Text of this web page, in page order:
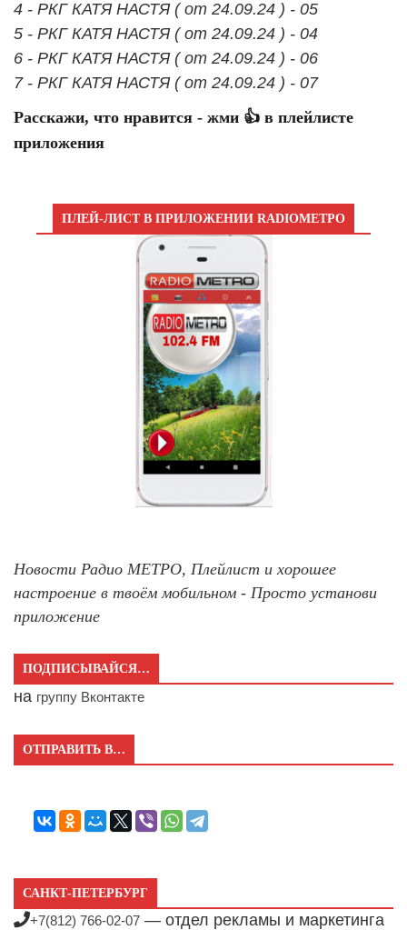
4 - РКГ КАТЯ НАСТЯ ( от 24.09.24 ) - 05
5 - РКГ КАТЯ НАСТЯ ( от 24.09.24 ) - 04
6 - РКГ КАТЯ НАСТЯ ( от 24.09.24 ) - 06
7 - РКГ КАТЯ НАСТЯ ( от 24.09.24 ) - 07
Расскажи, что нравится - жми 👍 в плейлисте
приложения
ПЛЕЙ-ЛИСТ В ПРИЛОЖЕНИИ RADIOМЕТРО
Новости Радио МЕТРО, Плейлист и хорошее
настроение в твоём мобильном - Просто установи
приложение
ПОДПИСЫВАЙСЯ…
на группу Вконтакте
ОТПРАВИТЬ В…
САНКТ-ПЕТЕРБУРГ
+7(812) 766-02-07 — отдел рекламы и маркетинга